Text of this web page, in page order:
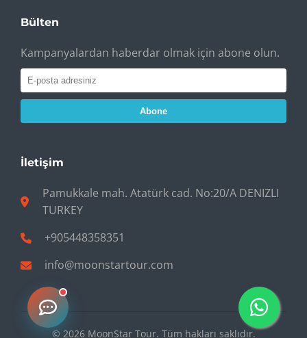
Bülten
Kampanyalardan haberdar olmak için abone olun.
Abone
İletişim
Pamukkale mah. Atatürk cad. No:20/A DENIZLI
TURKEY
+905448358351
info@moonstartour.com
© 2026 MoonStar Tour. Tüm hakları saklıdır.